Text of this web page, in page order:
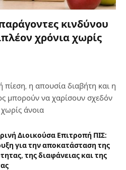
κινδύνου
χρόνια χωρίς
πίεση, η απουσία διαβήτη και η
μπορούν να χαρίσουν σχεδόν
άνοια
Διοικούσα Επιτροπή ΠΙΣ:
για την αποκατάσταση της
της διαφάνειας και της